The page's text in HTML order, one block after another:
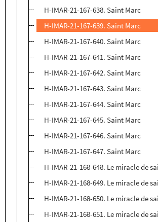
H-IMAR-21-167-638. Saint Marc
H-IMAR-21-167-639. Saint Marc
H-IMAR-21-167-640. Saint Marc
H-IMAR-21-167-641. Saint Marc
H-IMAR-21-167-642. Saint Marc
H-IMAR-21-167-643. Saint Marc
H-IMAR-21-167-644. Saint Marc
H-IMAR-21-167-645. Saint Marc
H-IMAR-21-167-646. Saint Marc
H-IMAR-21-167-647. Saint Marc
H-IMAR-21-168-648. Le miracle de
H-IMAR-21-168-649. Le miracle de
H-IMAR-21-168-650. Le miracle de
H-IMAR-21-168-651. Le miracle de